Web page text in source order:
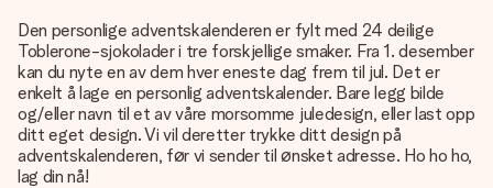
Den personlige adventskalenderen er fylt med 24 deilige
Toblerone-sjokolader i tre forskjellige smaker. Fra 1. desember
kan du nyte en av dem hver eneste dag frem til jul. Det er
enkelt å lage en personlig adventskalender. Bare legg bilde
og/eller navn til et av våre morsomme juledesign, eller last opp
ditt eget design. Vi vil deretter trykke ditt design på
adventskalenderen, før vi sender til ønsket adresse. Ho ho ho,
lag din nå!